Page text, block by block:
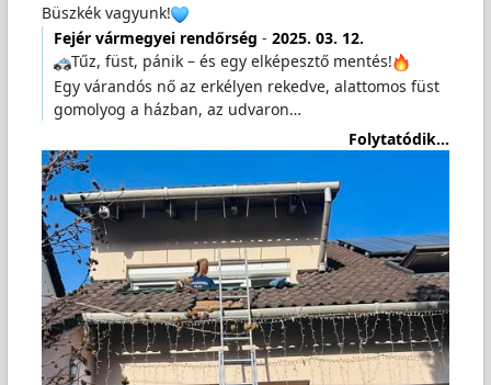
Büszkék vagyunk!
Fejér vármegyei rendőrség - 2025. 03. 12.
Tűz, füst, pánik – és egy elképesztő mentés!
Egy várandós nő az erkélyen rekedve, alattomos füst
gomolyog a házban, az udvaron…
Folytatódik...